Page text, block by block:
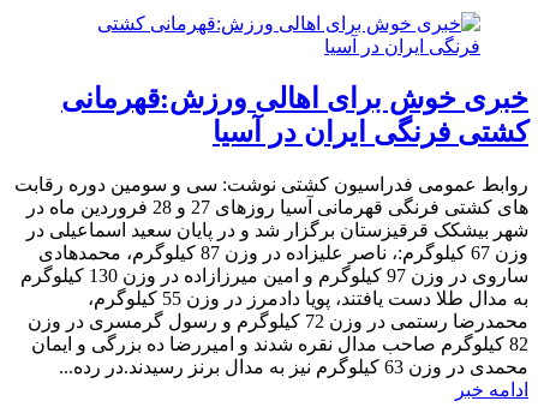
خبری خوش برای اهالی ورزش:قهرمانی
کشتی فرنگی ایران در آسیا
روابط عمومی فدراسیون کشتی نوشت: سی و سومین دوره رقابت
های کشتی فرنگی قهرمانی آسیا روزهای 27 و 28 فروردین ماه در
شهر بیشکک قرقیزستان برگزار شد و در پایان سعید اسماعیلی در
وزن 67 کیلوگرم:، ناصر علیزاده در وزن 87 کیلوگرم، محمدهادی
ساروی در وزن 97 کیلوگرم و امین میرزازاده در وزن 130 کیلوگرم
به مدال طلا دست یافتند، پویا دادمرز در وزن 55 کیلوگرم،
محمدرضا رستمی در وزن 72 کیلوگرم و رسول گرمسری در وزن
82 کیلوگرم صاحب مدال نقره شدند و امیررضا ده بزرگی و ایمان
محمدی در وزن 63 کیلوگرم نیز به مدال برنز رسیدند.در رده...
ادامه خبر